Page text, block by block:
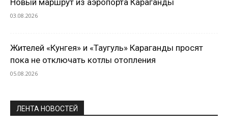
03.08.2026
Жителей «Кунгея» и «Таугуль» Караганды просят
пока не отключать котлы отопления
05.08.2026
ЛЕНТА НОВОСТЕЙ